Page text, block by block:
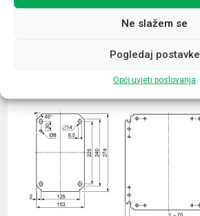
Ne slažem se
Pogledaj postavke
Opći uvjeti poslovanja
Povezani proizvodi